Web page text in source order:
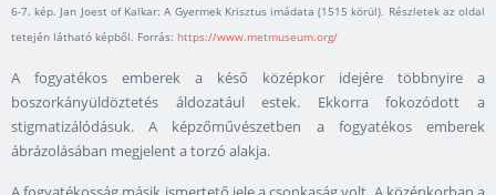
6-7. kép. Jan Joest of Kalkar: A Gyermek Krisztus imádata (1515 körül). Részletek az oldal
tetején látható képből. Forrás: https://www.metmuseum.org/
A fogyatékos emberek a késő középkor idejére többnyire a
boszorkányüldöztetés áldozatául estek. Ekkorra fokozódott a
stigmatizálódásuk. A képzőművészetben a fogyatékos emberek
ábrázolásában megjelent a torzó alakja.